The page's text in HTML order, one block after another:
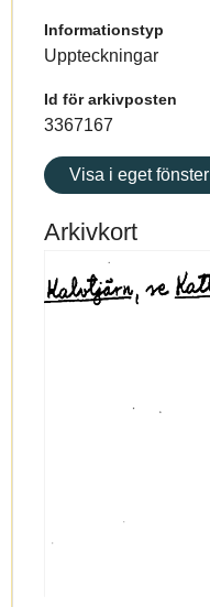
Informationstyp
Uppteckningar
Id för arkivposten
3367167
Visa i eget fönster
Arkivkort